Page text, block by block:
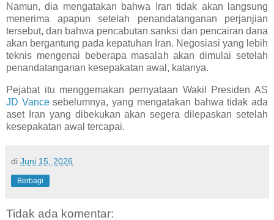
Namun, dia mengatakan bahwa Iran tidak akan langsung
menerima apapun setelah penandatanganan perjanjian
tersebut, dan bahwa pencabutan sanksi dan pencairan dana
akan bergantung pada kepatuhan Iran. Negosiasi yang lebih
teknis mengenai beberapa masalah akan dimulai setelah
penandatanganan kesepakatan awal, katanya.
Pejabat itu menggemakan pernyataan Wakil Presiden AS
JD Vancesebelumnya, yang mengatakan bahwa tidak ada
aset Iran yang dibekukan akan segera dilepaskan setelah
kesepakatan awal tercapai.
di Juni 15, 2026
Berbagi
Tidak ada komentar: